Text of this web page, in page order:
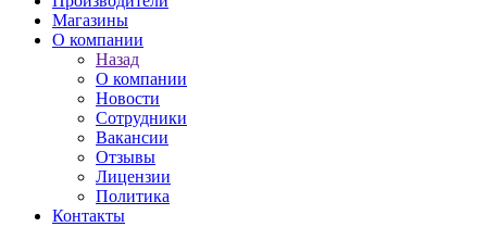
Магазины
О компании
Назад
О компании
Новости
Сотрудники
Вакансии
Отзывы
Лицензии
Политика
Контакты